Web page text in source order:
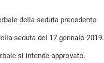
della seduta precedente.
seduta del 17 gennaio 2019.
si intende approvato.